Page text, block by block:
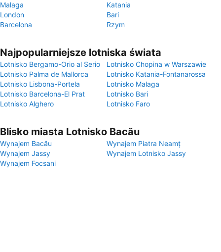
Malaga
Katania
London
Bari
Barcelona
Rzym
Najpopularniejsze lotniska świata
Lotnisko Bergamo-Orio al Serio
Lotnisko Chopina w Warszawie
Lotnisko Palma de Mallorca
Lotnisko Katania-Fontanarossa
Lotnisko Lisbona-Portela
Lotnisko Malaga
Lotnisko Barcelona-El Prat
Lotnisko Bari
Lotnisko Alghero
Lotnisko Faro
Blisko miasta Lotnisko Bacău
Wynajem Bacău
Wynajem Piatra Neamț
Wynajem Jassy
Wynajem Lotnisko Jassy
Wynajem Focsani